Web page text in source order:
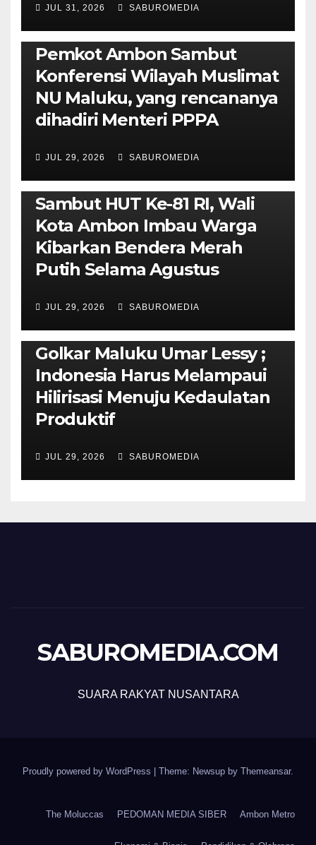
JUL 31, 2026 SABUROMEDIA
AMBON METRO JURNALISME AKTIVIS
POLITIK & PEMERINTAHAN
Pemkot Ambon Sambut
Konferensi Wilayah Muslimat
NU Maluku, yang rencananya
dihadiri Menteri PPPA
JUL 29, 2026 SABUROMEDIA
AMBON METRO POLITIK & PEMERINTAHAN
Sambut HUT Ke-81 RI, Wali
Kota Ambon Imbau Warga
Kibarkan Bendera Merah
Putih Selama Agustus
JUL 29, 2026 SABUROMEDIA
PENDIDIKAN & OLAHRAGA THE MOLUCCAS
Isi Materi LK-III HMI, Ketua
Golkar Maluku Umar Lessy ;
Indonesia Harus Melampaui
Hilirisasi Menuju Kedaulatan
Produktif
JUL 29, 2026 SABUROMEDIA
SABUROMEDIA.COM
SUARA RAKYAT NUSANTARA
Proudly powered by WordPress | Theme: Newsup by Themeansar.
The Moluccas PEDOMAN MEDIA SIBER Ambon Metro